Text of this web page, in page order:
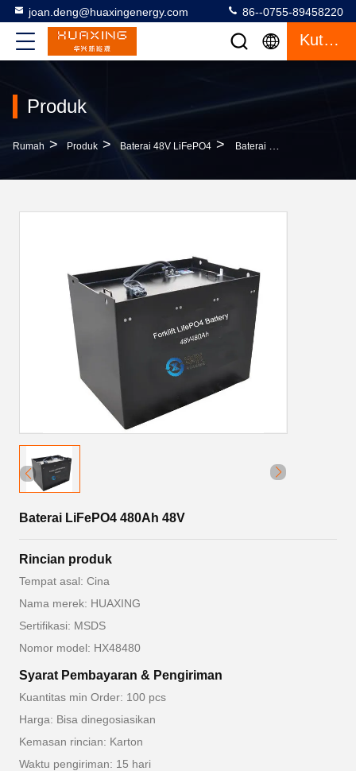
joan.deng@huaxingenergy.com 86--0755-89458220
Kutipan
Produk
Rumah > Produk > Baterai 48V LiFePO4 > Baterai LiFePO4 480Ah 48V
Baterai LiFePO4 480Ah 48V
Rincian produk
Tempat asal: Cina
Nama merek: HUAXING
Sertifikasi: MSDS
Nomor model: HX48480
Syarat Pembayaran & Pengiriman
Kuantitas min Order: 100 pcs
Harga: Bisa dinegosiasikan
Kemasan rincian: Karton
Waktu pengiriman: 15 hari